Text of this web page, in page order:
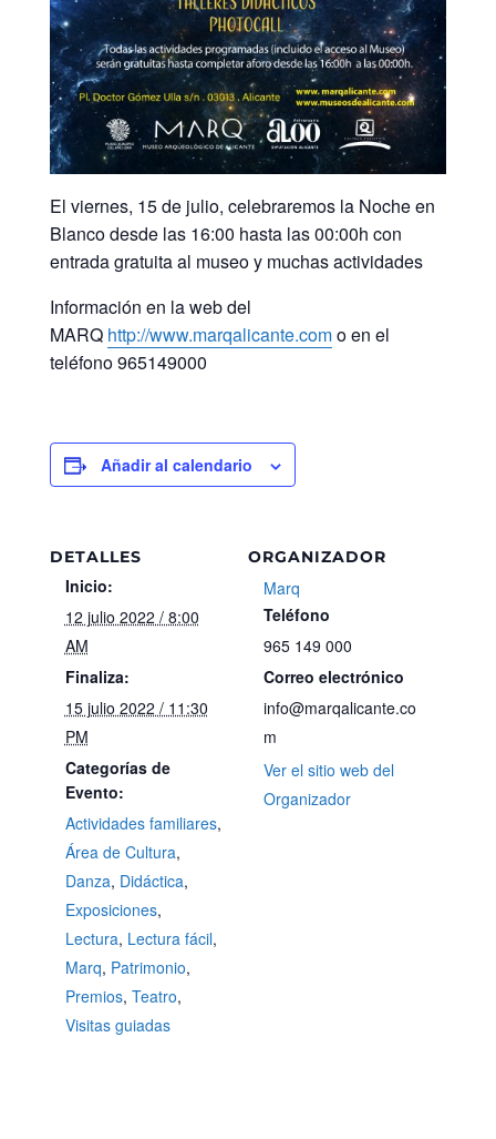
El viernes, 15 de julio, celebraremos la Noche en
Blanco desde las 16:00 hasta las 00:00h con
entrada gratuita al museo y muchas actividades
Información en la web del
MARQ http://www.marqalicante.como en el
teléfono 965149000
Añadir al calendario
DETALLES
Inicio:
12 julio 2022 / 8:00
AM
Finaliza:
15 julio 2022 / 11:30
PM
Categorías de
Evento:
Actividades familiares,
Área de Cultura,
Danza, Didáctica,
Exposiciones,
Lectura, Lectura fácil,
Marq, Patrimonio,
Premios, Teatro,
Visitas guiadas
ORGANIZADOR
Marq
Teléfono
965 149 000
Correo electrónico
info@marqalicante.co
m
Ver el sitio web del
Organizador